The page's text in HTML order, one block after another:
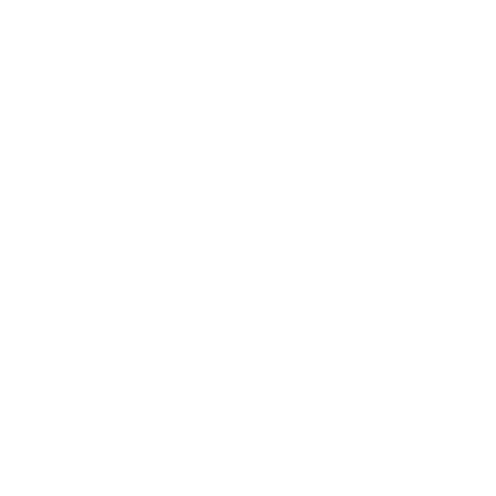
Biên
quý
hoạt
đủ
cung